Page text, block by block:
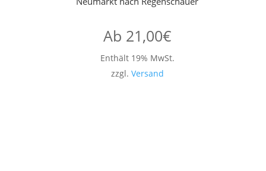
Ab 21,00€
Enthält 19% MwSt.
zzgl. Versand